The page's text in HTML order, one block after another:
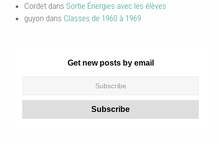
Cordet dans Sortie Énergies avec les élèves
guyon dans Classes de 1960 à 1969
Get new posts by email